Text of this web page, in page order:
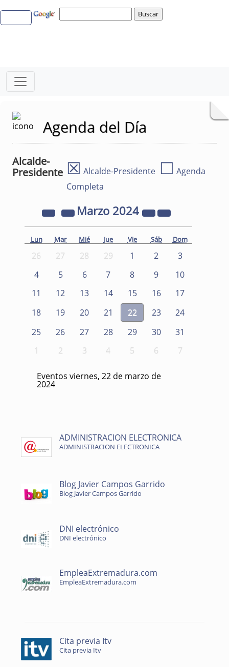
Agenda del Día
Alcalde-
Presidente ☒ Alcalde-Presidente ☐ Agenda
Completa
Marzo 2024
Lun Mar Mié Jue Vie Sáb Dom
26 27 28 29 1 2
3
4
5 6 7 8 9
10
11
12 13 14 15 16
17
18
19 20 21 22 23
24
25
26 27 28 29 30
31
1
2 3 4 5 6 7
Eventos viernes, 22 de marzo de
2024
ADMINISTRACION ELECTRONICA
ADMINISTRACION ELECTRONICA
Blog Javier Campos Garrido
Blog Javier Campos Garrido
DNI electrónico
DNI electrónico
EmpleaExtremadura.com
EmpleaExtremadura.com
Cita previa Itv
Cita previa Itv